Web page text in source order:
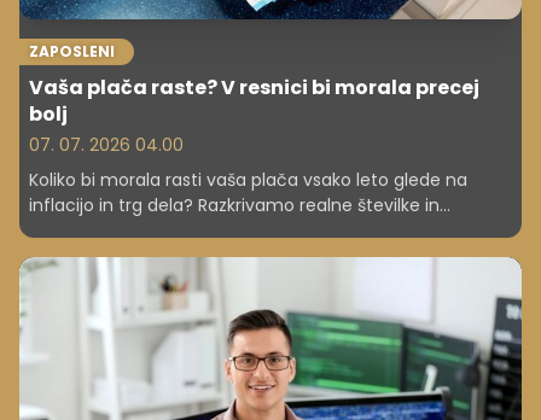
ZAPOSLENI
Vaša plača raste? V resnici bi morala precej
bolj
07. 07. 2026 04.00
Koliko bi morala rasti vaša plača vsako leto glede na
inflacijo in trg dela? Razkrivamo realne številke in